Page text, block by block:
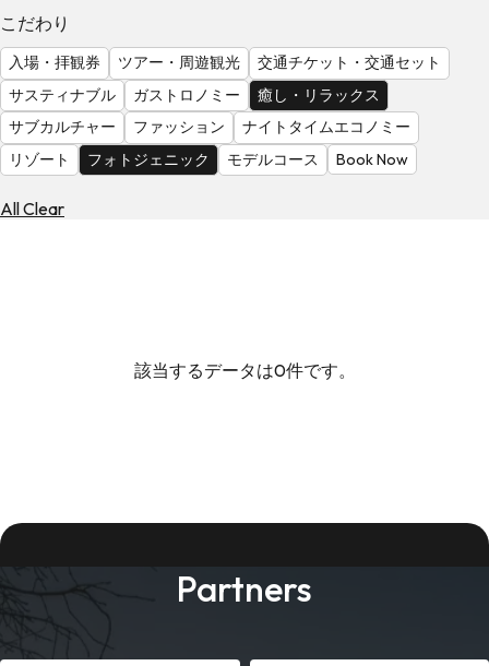
を
見
る
こだわり
入場・拝観券 ツアー・周遊観光
交通チケット・交通セット
サスティナブル
ガストロノミー
癒し・リラックス
サブカルチャー
ファッション
ナイトタイムエコノミー
リゾート
フォトジェニック モデルコース Book Now
All Clear
該当するデータは0件です。
Partners